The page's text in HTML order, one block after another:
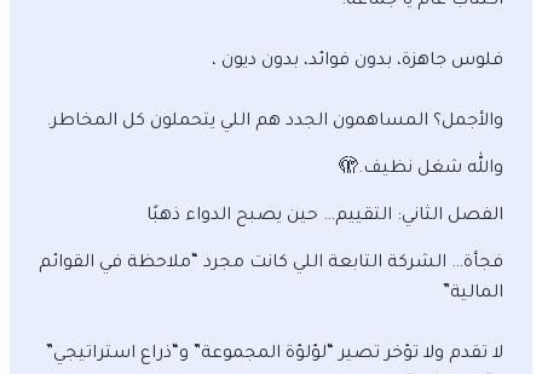
فلوس جاهزة، بدون فوائد، بدون ديون ،
والأجمل؟ المساهمون الجدد هم اللي يتحملون كل المخاطر.
والله شغل نظيف.🫣
الفصل الثاني: التقييم… حين يصبح الدواء ذهبًا
فجأة… الشركة التابعة اللي كانت مجرد “ملاحظة في القوائم
المالية”
لا تقدم ولا تؤخر تصير “لؤلؤة المجموعة” و“ذراع استراتيجي”